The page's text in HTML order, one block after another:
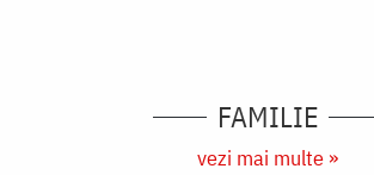
FAMILIE
vezi mai multe »